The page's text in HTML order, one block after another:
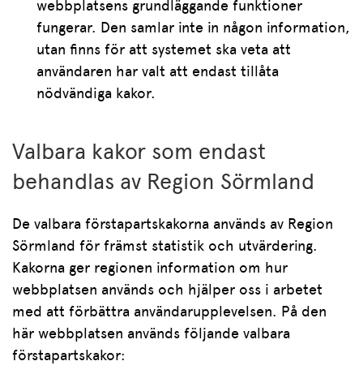
webbplatsens grundläggande funktioner
fungerar. Den samlar inte in någon information,
utan finns för att systemet ska veta att
användaren har valt att endast tillåta
nödvändiga kakor.
Valbara kakor som endast
behandlas av Region Sörmland
De valbara förstapartskakorna används av Region
Sörmland för främst statistik och utvärdering.
Kakorna ger regionen information om hur
webbplatsen används och hjälper oss i arbetet
med att förbättra användarupplevelsen. På den
här webbplatsen används följande valbara
förstapartskakor: